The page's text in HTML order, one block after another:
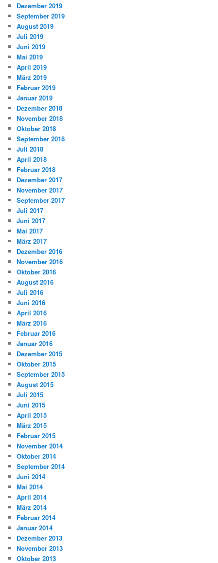
Dezember 2019
September 2019
August 2019
Juli 2019
Juni 2019
Mai 2019
April 2019
März 2019
Februar 2019
Januar 2019
Dezember 2018
November 2018
Oktober 2018
September 2018
Juli 2018
April 2018
Februar 2018
Dezember 2017
November 2017
September 2017
Juli 2017
Juni 2017
Mai 2017
März 2017
Dezember 2016
November 2016
Oktober 2016
August 2016
Juli 2016
Juni 2016
April 2016
März 2016
Februar 2016
Januar 2016
Dezember 2015
Oktober 2015
September 2015
August 2015
Juli 2015
Juni 2015
April 2015
März 2015
Februar 2015
November 2014
Oktober 2014
September 2014
Juni 2014
Mai 2014
April 2014
März 2014
Februar 2014
Januar 2014
Dezember 2013
November 2013
Oktober 2013